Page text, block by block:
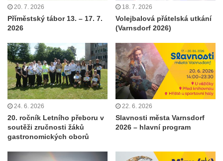
20. 7. 2026
Příměstský tábor 13. – 17. 7.
2026
18. 7. 2026
Volejbalová přátelská utkání
(Varnsdorf 2026)
24. 6. 2026
20. ročník Letního přeboru v
soutěži zručnosti žáků
gastronomických oborů
22. 6. 2026
Slavnosti města Varnsdorf
2026 – hlavní program